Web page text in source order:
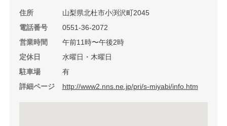
住所
山梨県北杜市小渕沢町2045
電話番号
0551-36-2072
営業時間
午前11時〜午後2時
定休日
水曜日・木曜日
駐車場
有
詳細ページ
http://www2.nns.ne.jp/pri/s-miyabi/info.htm